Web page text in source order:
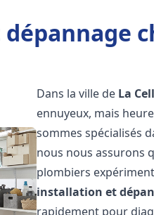
Dans la ville de La
ennuyeux, mais
sommes spécialisés
nous nous assurons
plombiers
installation et
rapidement pour